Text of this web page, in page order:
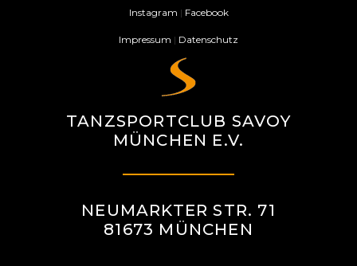
Instagram | Facebook
Impressum | Datenschutz
TANZSPORTCLUB SAVOY
MÜNCHEN E.V.
NEUMARKTER STR. 71
81673 MÜNCHEN